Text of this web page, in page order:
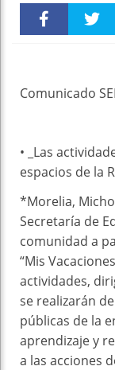
Comunicado
• _Las
espacios de la
*Morelia,
Secretaría de
comunidad a
“Mis
actividades,
se realizarán
públicas de la
aprendizaje y
a las acciones